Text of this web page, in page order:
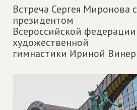
Встреча Сергея Миронова с
президентом
Всероссийской федерации
художественной
гимнастики Ириной Винер